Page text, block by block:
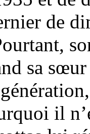
de
sa
il